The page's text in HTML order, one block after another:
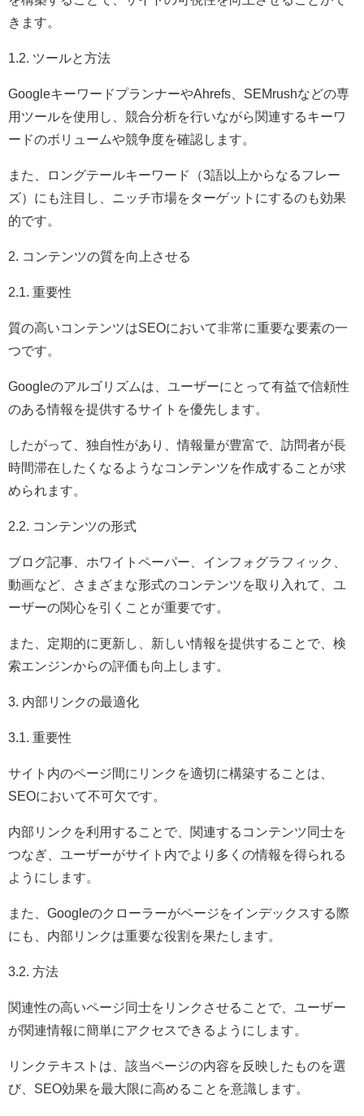
きます。
1.2. ツールと方法
GoogleキーワードプランナーやAhrefs、SEMrushなどの専
用ツールを使用し、競合分析を行いながら関連するキーワ
ードのボリュームや競争度を確認します。
また、ロングテールキーワード（3語以上からなるフレー
ズ）にも注目し、ニッチ市場をターゲットにするのも効果
的です。
2. コンテンツの質を向上させる
2.1. 重要性
質の高いコンテンツはSEOにおいて非常に重要な要素の一
つです。
Googleのアルゴリズムは、ユーザーにとって有益で信頼性
のある情報を提供するサイトを優先します。
したがって、独自性があり、情報量が豊富で、訪問者が長
時間滞在したくなるようなコンテンツを作成することが求
められます。
2.2. コンテンツの形式
ブログ記事、ホワイトペーパー、インフォグラフィック、
動画など、さまざまな形式のコンテンツを取り入れて、ユ
ーザーの関心を引くことが重要です。
また、定期的に更新し、新しい情報を提供することで、検
索エンジンからの評価も向上します。
3. 内部リンクの最適化
3.1. 重要性
サイト内のページ間にリンクを適切に構築することは、
SEOにおいて不可欠です。
内部リンクを利用することで、関連するコンテンツ同士を
つなぎ、ユーザーがサイト内でより多くの情報を得られる
ようにします。
また、Googleのクローラーがページをインデックスする際
にも、内部リンクは重要な役割を果たします。
3.2. 方法
関連性の高いページ同士をリンクさせることで、ユーザー
が関連情報に簡単にアクセスできるようにします。
リンクテキストは、該当ページの内容を反映したものを選
び、SEO効果を最大限に高めることを意識します。